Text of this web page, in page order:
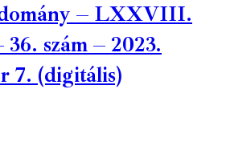
– LXXVIII.
36. szám – 2023.
7. (digitális)